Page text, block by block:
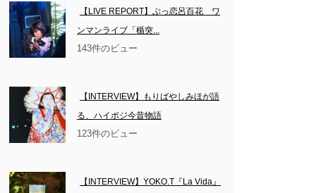
【LIVE REPORT】ぶっ恋呂百花　ワ
ンマンライブ「楯突...
143件のビュー
【INTERVIEW】もりばやしみほが語
る、ハイポジ今昔物語
123件のビュー
【INTERVIEW】YOKO.T『La Vida』